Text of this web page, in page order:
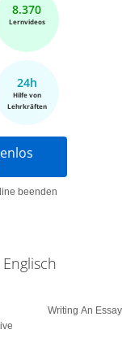
8.370
Lernvideos
24h
Hilfe von
Lehrkräften
beenden
Writing An Essay